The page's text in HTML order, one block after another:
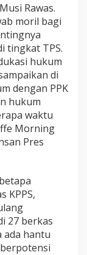
Rawas.
moril bagi
tingkat TPS.
hukum
di
dengan PPK
hukum
waktu
Morning
Pres
KPPS,
27 berkas
ada hantu